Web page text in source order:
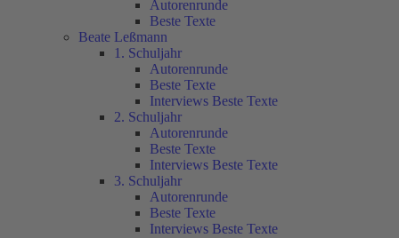
Autorenrunde
Beste Texte
Beate Leßmann
1. Schuljahr
Autorenrunde
Beste Texte
Interviews Beste Texte
2. Schuljahr
Autorenrunde
Beste Texte
Interviews Beste Texte
3. Schuljahr
Autorenrunde
Beste Texte
Interviews Beste Texte